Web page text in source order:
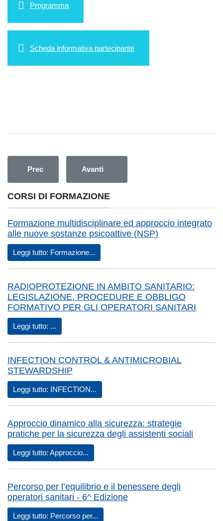
Programma
Scheda informativa partecipante
Articolo precedente: PRESENTAZIONE DEI DATI 2023
Prec Articolo successivo: DIAGNOSTICA
Avanti
CORSI DI FORMAZIONE
Formazione multidisciplinare ed approccio integrato
alle nuove sostanze psicoattive (NSP)
Leggi tutto: Formazione...
RADIOPROTEZIONE IN AMBITO SANITARIO:
LEGISLAZIONE, PROCEDURE E OBBLIGO
FORMATIVO PER GLI OPERATORI SANITARI
Leggi tutto: ...
INFECTION CONTROL & ANTIMICROBIAL
STEWARDSHIP
Leggi tutto: INFECTION...
Approccio dinamico alla sicurezza: strategie
pratiche per la sicurezza degli assistenti sociali
Leggi tutto: Approccio...
Percorso per l’equilibrio e il benessere degli
operatori sanitari - 6^ Edizione
Leggi tutto: Percorso per...